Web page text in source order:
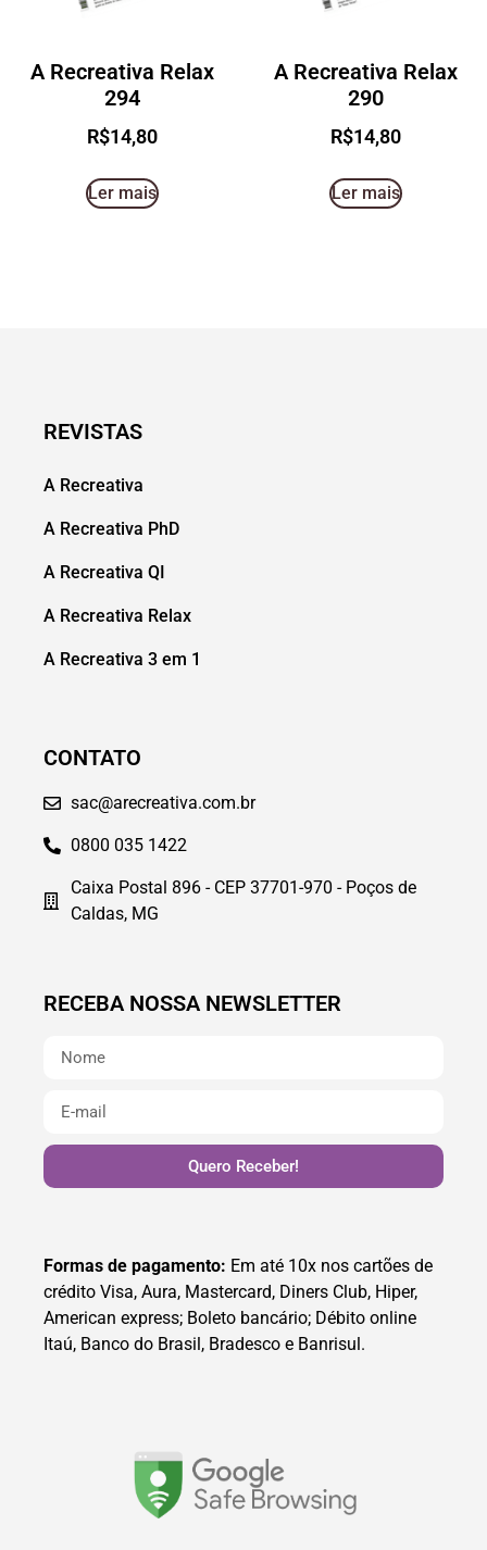
A Recreativa Relax
294
R$14,80
Ler mais
A Recreativa Relax
290
R$14,80
Ler mais
REVISTAS
A Recreativa
A Recreativa PhD
A Recreativa QI
A Recreativa Relax
A Recreativa 3 em 1
CONTATO
sac@arecreativa.com.br
0800 035 1422
Caixa Postal 896 - CEP 37701-970 - Poços de
Caldas, MG
RECEBA NOSSA NEWSLETTER
Quero Receber!
Formas de pagamento: Em até 10x nos cartões de
crédito Visa, Aura, Mastercard, Diners Club, Hiper,
American express; Boleto bancário; Débito online
Itaú, Banco do Brasil, Bradesco e Banrisul.